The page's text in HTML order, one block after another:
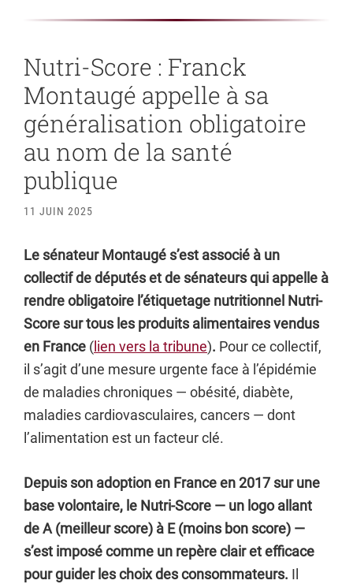
Nutri-Score : Franck
Montaugé appelle à sa
généralisation obligatoire
au nom de la santé
publique
11 JUIN 2025
Le sénateur Montaugé s’est associé à un
collectif de députés et de sénateurs qui appelle à
rendre obligatoire l’étiquetage nutritionnel Nutri-
Score sur tous les produits alimentaires vendus
en France ( lien vers la tribune). Pour ce collectif,
il s’agit d’une mesure urgente face à l’épidémie
de maladies chroniques — obésité, diabète,
maladies cardiovasculaires, cancers — dont
l’alimentation est un facteur clé.
Depuis son adoption en France en 2017 sur une
base volontaire, le Nutri-Score — un logo allant
de A (meilleur score) à E (moins bon score) —
s’est imposé comme un repère clair et efficace
pour guider les choix des consommateurs. Il